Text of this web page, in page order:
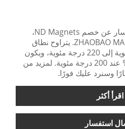
إذا كنت ترغب في الاستفسار عن خصم ND Magnets،
فاتصل بـ ZHAOBAO MAGNET GROUP. يتراوح نطاق
التشغيل من -50 درجة مئوية إلى 220 درجة مئوية، ويكون
فقدان التدفق أقل من 2% عند 200 درجة مئوية. لمزيد من
وسنرد عليك فورًا.
اقرأ أكثر
استفسار